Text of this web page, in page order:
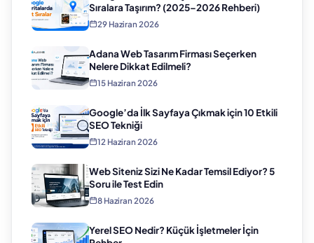
Sıralara Taşırım? (2025–2026 Rehberi)
29 Haziran 2026
Adana Web Tasarım Firması Seçerken
Nelere Dikkat Edilmeli?
15 Haziran 2026
Google’da İlk Sayfaya Çıkmak için 10 Etkili
SEO Tekniği
12 Haziran 2026
Web Siteniz Sizi Ne Kadar Temsil Ediyor? 5
Soru ile Test Edin
8 Haziran 2026
Yerel SEO Nedir? Küçük İşletmeler İçin